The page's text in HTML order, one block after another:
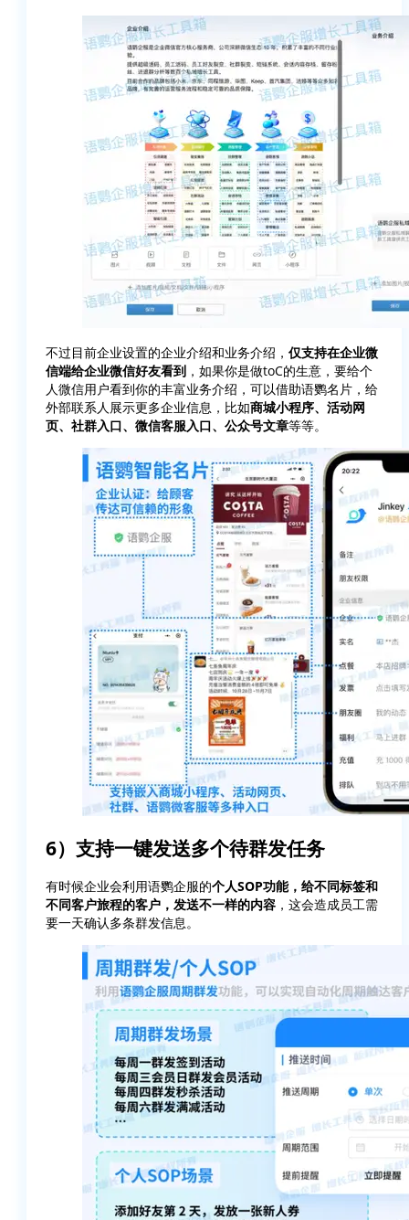
不过目前企业设置的企业介绍和业务介绍， 仅支持在企业微
信端给企业微信好友看到 ，如果你是做toC的生意，要给个
人微信用户看到你的丰富业务介绍，可以借助语鹦名片，给
外部联系人展示更多企业信息，比如商城小程序、活动网
页、社群入口、微信客服入口、公众号文章等等。
6）支持一键发送多个待群发任务
有时候企业会利用语鹦企服的个人SOP功能，给不同标签和
不同客户旅程的客户，发送不一样的内容 ，这会造成员工需
要一天确认多条群发信息。